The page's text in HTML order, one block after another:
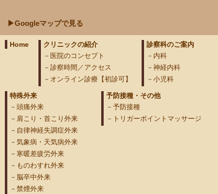
▶Googleマップで見る
Home
クリニックの紹介
医院のコンセプト
診察時間／アクセス
オンライン診療【初診可】
診察科のご案内
内科
神経内科
小児科
特殊外来
頭痛外来
肩こり・首こり外来
自律神経失調症外来
気象病・天気病外来
寒暖差疲労外来
ものわすれ外来
脳卒中外来
禁煙外来
予防接種・その他
予防接種
トリガーポイントマッサージ